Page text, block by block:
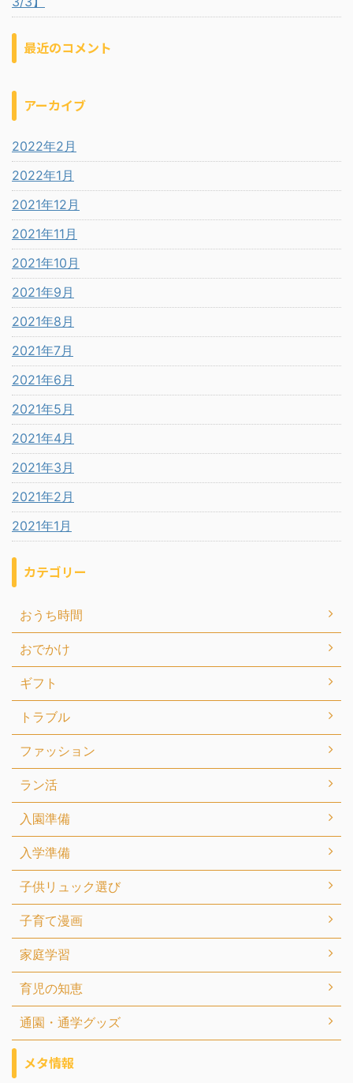
最近のコメント
アーカイブ
2022年2月
2022年1月
2021年12月
2021年11月
2021年10月
2021年9月
2021年8月
2021年7月
2021年6月
2021年5月
2021年4月
2021年3月
2021年2月
2021年1月
カテゴリー
おうち時間
おでかけ
ギフト
トラブル
ファッション
ラン活
入園準備
入学準備
子供リュック選び
子育て漫画
家庭学習
育児の知恵
通園・通学グッズ
メタ情報